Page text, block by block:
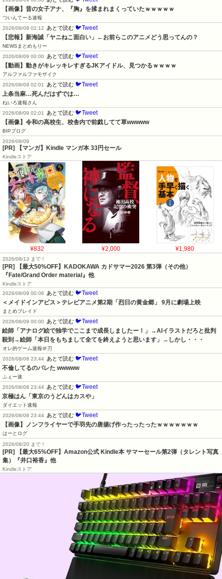
【画像】昔の女子アナ、『胸』を揉まれまくっていたｗｗｗｗｗ
ついんてーる速報
2026/08/09 02:12
あとで読む 🐦Tweet
【悲報】新海誠「ヤニねこ面白い」←お前らこのアニメどう思ってんの？
NEWSまとめもりー
2026/08/09 00:00
あとで読む 🐦Tweet
【動画】動きがキレッキレすぎるJKアイドル、見つかるｗｗｗｗ
アルファルファモザイク
2026/08/09 02:01
あとで読む 🐦Tweet
上条当麻…死んだはずでは…
ねいろ速報さん
2026/08/09 02:01
あとで読む 🐦Tweet
【画像】令和の高校生、校舎内で前戯してて草wwwww
BIPブログ
2026/08/09
[PR] 【マンガ】Kindle マンガ本 33円セール
Kindleストア
¥832 ¥2,000 ¥1,980
2026/08/13 まで！
[PR]
【最大50%OFF】KADOKAWA カドサマー2026 第3弾（その他）
『Fate/Grand Order material』他
Kindleストア
2026/08/09 00:06
あとで読む 🐦Tweet
＜メイドインアビス＞テレビアニメ第2期「烈日の黄金郷」 9月に劇場上映
まとめブレイド
2026/08/09 00:00
あとで読む 🐦Tweet
絵師「アナログ絵で独学でここまで成長しましたー！」→AIイラストだろと批判
殺到→絵師「本日をもちまして全てを終えようと思います」→しかし・・・
オレ的ゲーム速報＠刃
2026/08/08 23:44 あとで読む 🐦Tweet
不倫してるのバレた wwwww
ふぇー速
2026/08/08 23:44 あとで読む 🐦Tweet
京極はん「東京のうどんはカスや」
ダイエット速報
2026/08/08 23:44 あとで読む 🐦Tweet
【画像】ノンフライヤーで手羽先の唐揚げ作ったったったｗｗｗｗｗｗｗ
はーとログ
2026/08/20 まで！
[PR]
【最大65%OFF】Amazon公式 Kindle本 サマーセール第2弾（タレント写真
集）『井口裕香』他
Kindleストア